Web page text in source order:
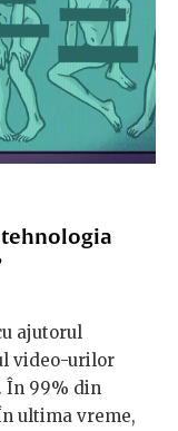
tehnologia
ajutorul
video-urilor
În 99% din
ultima vreme,